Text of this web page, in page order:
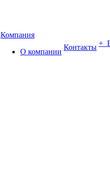
Компания
О компании
Контакты +